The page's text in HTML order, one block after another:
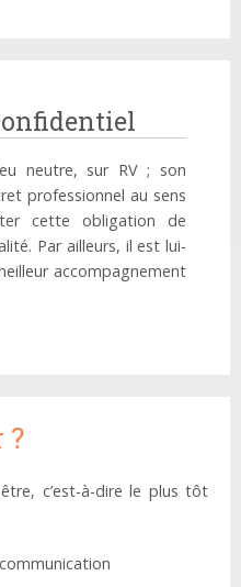
neutre, sur RV ; son
professionnel au sens
cette obligation de
Par ailleurs, il est lui-
accompagnement
?
c’est-à-dire le plus tôt